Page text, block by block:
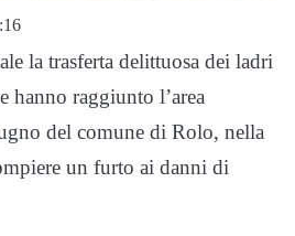
la trasferta delittuosa dei ladri
hanno raggiunto l’area
del comune di Rolo, nella
un furto ai danni di